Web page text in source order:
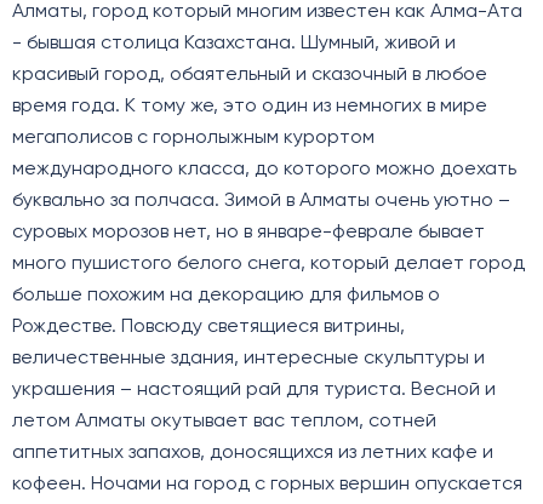
Алматы, город который многим известен как Алма-Ата
- бывшая столица Казахстана. Шумный, живой и
красивый город, обаятельный и сказочный в любое
время года. К тому же, это один из немногих в мире
мегаполисов с горнолыжным курортом
международного класса, до которого можно доехать
буквально за полчаса. Зимой в Алматы очень уютно –
суровых морозов нет, но в январе-феврале бывает
много пушистого белого снега, который делает город
больше похожим на декорацию для фильмов о
Рождестве. Повсюду светящиеся витрины,
величественные здания, интересные скульптуры и
украшения – настоящий рай для туриста. Весной и
летом Алматы окутывает вас теплом, сотней
аппетитных запахов, доносящихся из летних кафе и
кофеен. Ночами на город с горных вершин опускается